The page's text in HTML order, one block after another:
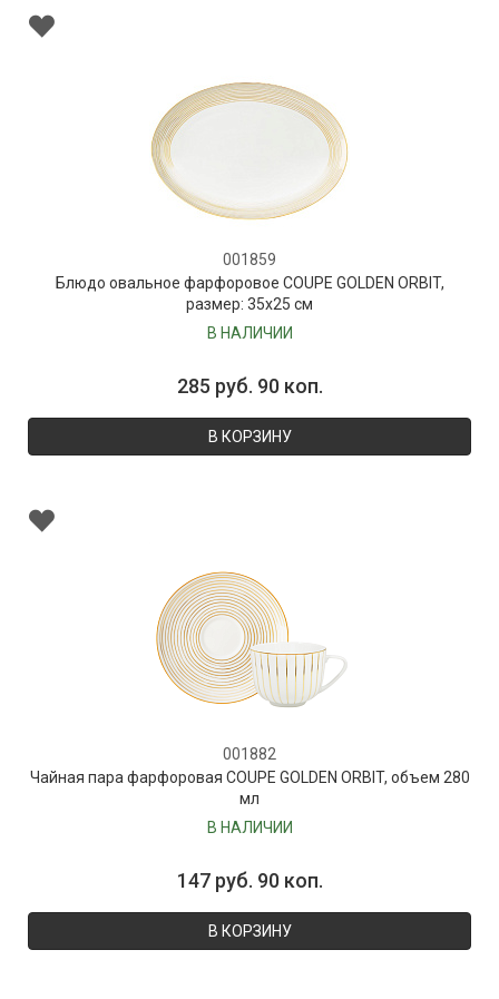
001859
Блюдо овальное фарфоровое COUPE GOLDEN ORBIT,
размер: 35х25 см
В НАЛИЧИИ
285 руб. 90 коп.
В КОРЗИНУ
001882
Чайная пара фарфоровая COUPE GOLDEN ORBIT, объем 280
мл
В НАЛИЧИИ
147 руб. 90 коп.
В КОРЗИНУ